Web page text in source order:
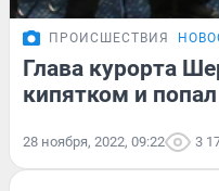
ПРОИСШЕСТВИЯ
Глава курорта
кипятком и
28 ноября, 2022, 09:22 3